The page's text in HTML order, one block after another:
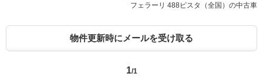
フェラーリ 488ピスタ（全国）の中古車
物件更新時にメールを受け取る
1/1